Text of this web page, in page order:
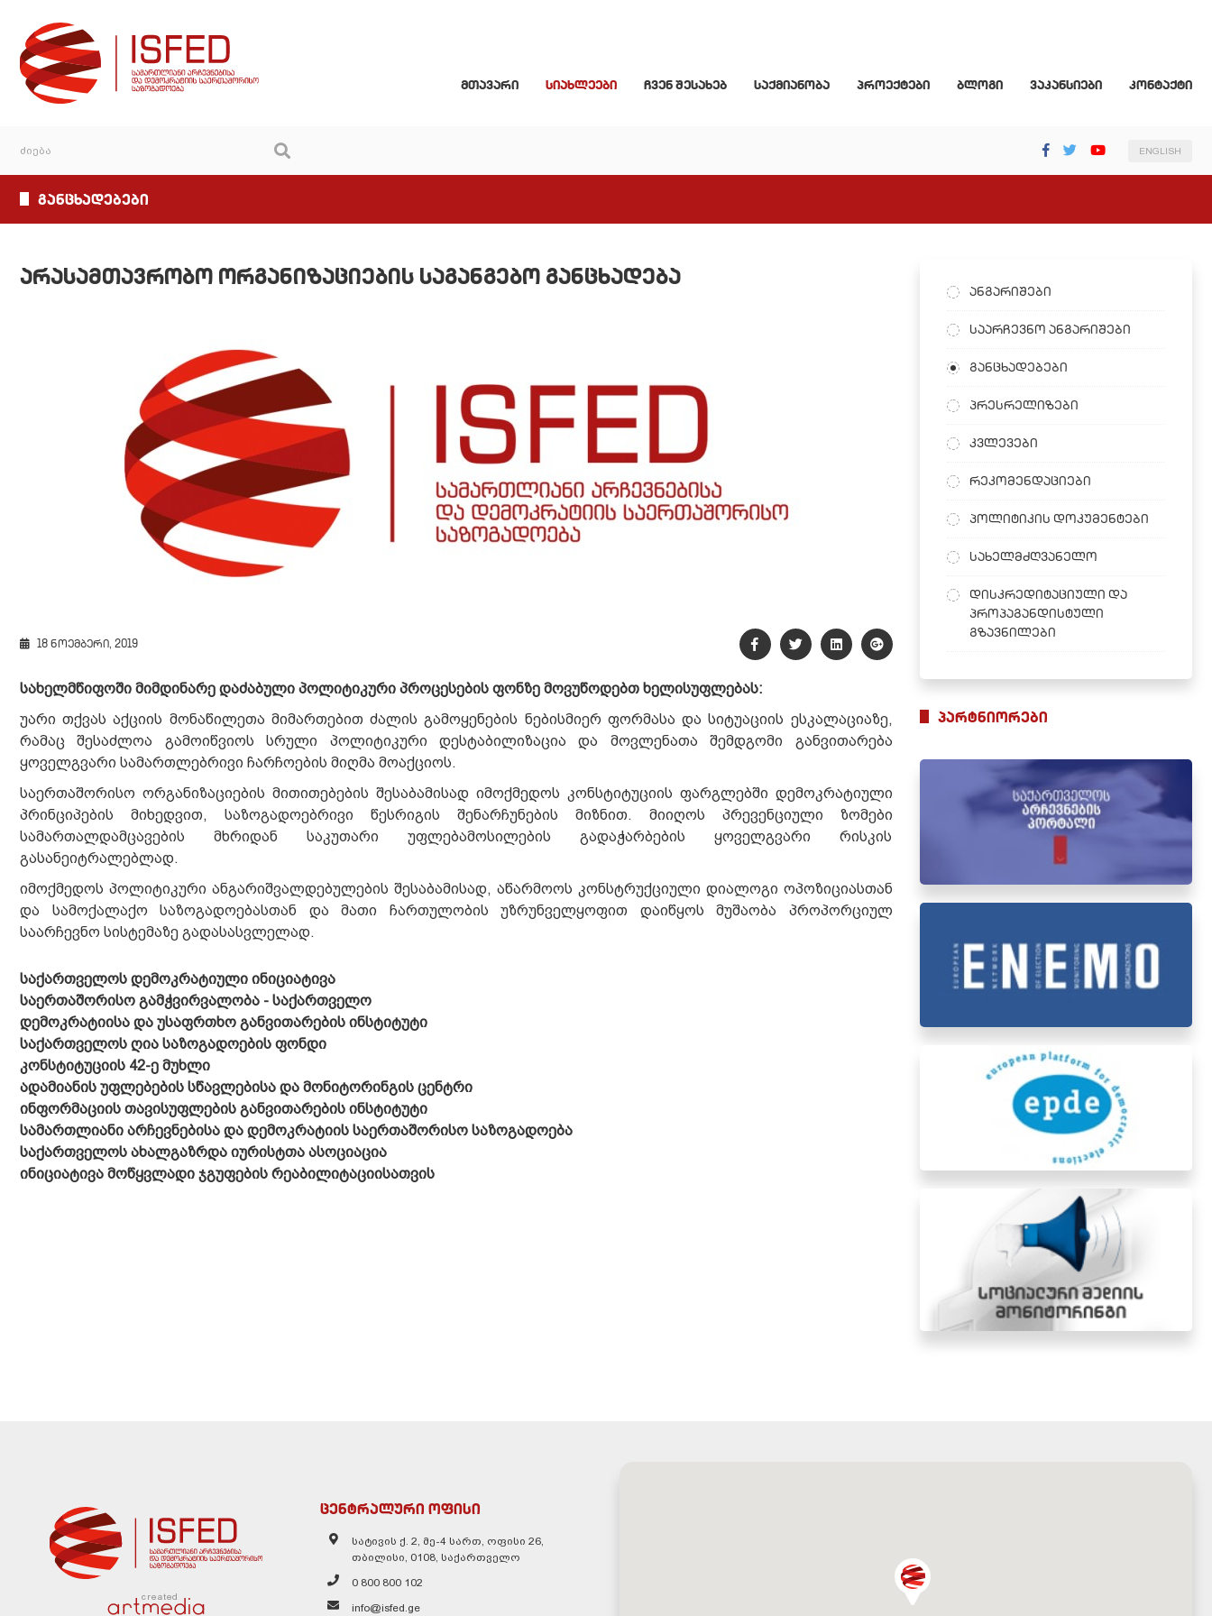
მთავარი სიახლეები ჩვენ შესახებ საქმიანობა პროექტები ბლოგი ვაკანსიები კონტაქტი
ENGLISH
განცხადებები
არასამთავრობო ორგანიზაციების საგანგებო განცხადება
18 ნოემბერი, 2019
სახელმწიფოში მიმდინარე დაძაბული პოლიტიკური პროცესების ფონზე მოვუწოდებთ ხელისუფლებას:
უარი თქვას აქციის მონაწილეთა მიმართებით ძალის გამოყენების ნებისმიერ ფორმასა და სიტუაციის ესკალაციაზე,
რამაც შესაძლოა გამოიწვიოს სრული პოლიტიკური დესტაბილიზაცია და მოვლენათა შემდგომი განვითარება
ყოველგვარი სამართლებრივი ჩარჩოების მიღმა მოაქციოს.
საერთაშორისო ორგანიზაციების მითითებების შესაბამისად იმოქმედოს კონსტიტუციის ფარგლებში დემოკრატიული
პრინციპების მიხედვით, საზოგადოებრივი წესრიგის შენარჩუნების მიზნით. მიიღოს პრევენციული ზომები
სამართალდამცავების მხრიდან საკუთარი უფლებამოსილების გადაჭარბების ყოველგვარი რისკის
გასანეიტრალებლად.
იმოქმედოს პოლიტიკური ანგარიშვალდებულების შესაბამისად, აწარმოოს კონსტრუქციული დიალოგი ოპოზიციასთან
და სამოქალაქო საზოგადოებასთან და მათი ჩართულობის უზრუნველყოფით დაიწყოს მუშაობა პროპორციულ
საარჩევნო სისტემაზე გადასასვლელად.
საქართველოს დემოკრატიული ინიციატივა
საერთაშორისო გამჭვირვალობა - საქართველო
დემოკრატიისა და უსაფრთხო განვითარების ინსტიტუტი
საქართველოს ღია საზოგადოების ფონდი
კონსტიტუციის 42-ე მუხლი
ადამიანის უფლებების სწავლებისა და მონიტორინგის ცენტრი
ინფორმაციის თავისუფლების განვითარების ინსტიტუტი
სამართლიანი არჩევნებისა და დემოკრატიის საერთაშორისო საზოგადოება
საქართველოს ახალგაზრდა იურისტთა ასოციაცია
ინიციატივა მოწყვლადი ჯგუფების რეაბილიტაციისათვის
ანგარიშები
საარჩევნო ანგარიშები
განცხადებები
პრესრელიზები
კვლევები
რეკომენდაციები
პოლიტიკის დოკუმენტები
სახელმძღვანელო
დისკრედიტაციული და
პროპაგანდისტული
გზავნილები
პარტნიორები
created
ცენტრალური ოფისი
სატივის ქ. 2, მე-4 სართ, ოფისი 26,
თბილისი, 0108, საქართველო
0 800 800 102
info@isfed.ge